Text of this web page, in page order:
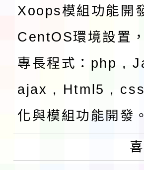
Xoops模組功能開
CentOS環境設置
專長程式：php ,
ajax , Html5 ,
化與模組功能開發。